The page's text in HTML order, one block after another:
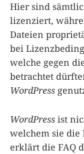
Hier sind
lizenziert,
Dateien
bei
welche gegen
betrachtet
WordPress
WordPress ist
welchem sie die
erklärt die FAQ